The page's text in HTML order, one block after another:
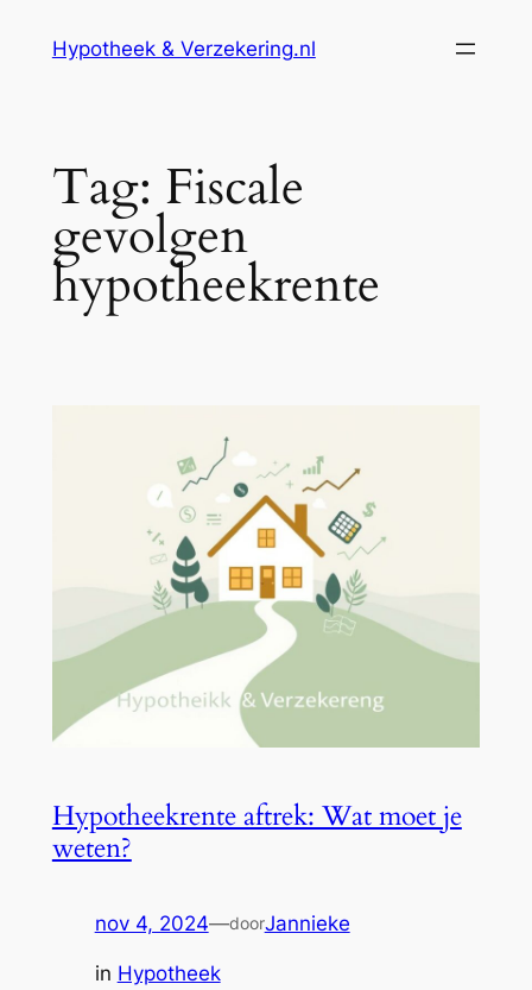
Hypotheek & Verzekering.nl
Tag: Fiscale
gevolgen
hypotheekrente
Hypotheekrente aftrek: Wat moet je
weten?
nov 4, 2024—doorJannieke
in Hypotheek